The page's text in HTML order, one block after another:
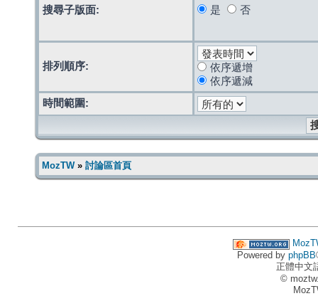
搜尋子版面: 是 否
排列順序:
依序遞增
依序遞減
時間範圍:
MozTW» 討論區首頁
Powered by phpBB
正體中文
©